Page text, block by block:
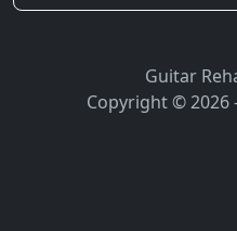
Guitar
Copyright © 2026